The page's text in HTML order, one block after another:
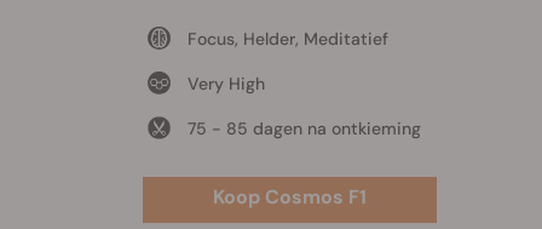
Focus, Helder, Meditatief
Very High
75 - 85 dagen na ontkieming
Koop Cosmos F1